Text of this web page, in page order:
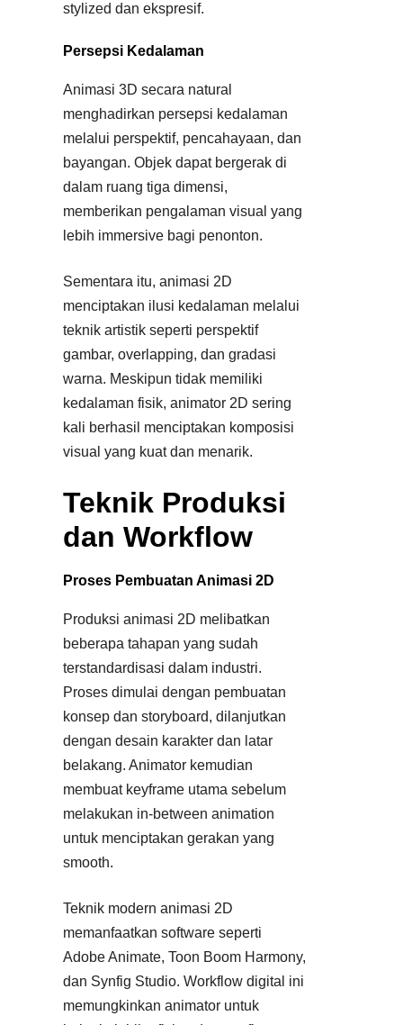
stylized dan ekspresif.
Persepsi Kedalaman
Animasi 3D secara natural
menghadirkan persepsi kedalaman
melalui perspektif, pencahayaan, dan
bayangan. Objek dapat bergerak di
dalam ruang tiga dimensi,
memberikan pengalaman visual yang
lebih immersive bagi penonton.
Sementara itu, animasi 2D
menciptakan ilusi kedalaman melalui
teknik artistik seperti perspektif
gambar, overlapping, dan gradasi
warna. Meskipun tidak memiliki
kedalaman fisik, animator 2D sering
kali berhasil menciptakan komposisi
visual yang kuat dan menarik.
Teknik Produksi
dan Workflow
Proses Pembuatan Animasi 2D
Produksi animasi 2D melibatkan
beberapa tahapan yang sudah
terstandardisasi dalam industri.
Proses dimulai dengan pembuatan
konsep dan storyboard, dilanjutkan
dengan desain karakter dan latar
belakang. Animator kemudian
membuat keyframe utama sebelum
melakukan in-between animation
untuk menciptakan gerakan yang
smooth.
Teknik modern animasi 2D
memanfaatkan software seperti
Adobe Animate, Toon Boom Harmony,
dan Synfig Studio. Workflow digital ini
memungkinkan animator untuk